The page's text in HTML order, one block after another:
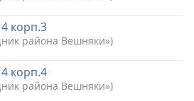
корп.3
района Вешняки»)
корп.4
района Вешняки»)